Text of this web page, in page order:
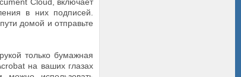
в них подписей.
домой и отправьте
только бумажная
на ваших глазах